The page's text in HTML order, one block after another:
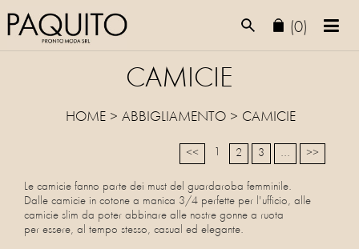
(0)
CAMICIE
HOME > ABBIGLIAMENTO > CAMICIE
<< 2 3 ... >>
Le camicie fanno parte dei must del guardaroba femminile.
Dalle camicie in cotone a manica 3/4 perfette per l'ufficio, alle
camicie slim da poter abbinare alle nostre gonne a ruota
per essere, al tempo stesso, casual ed elegante.